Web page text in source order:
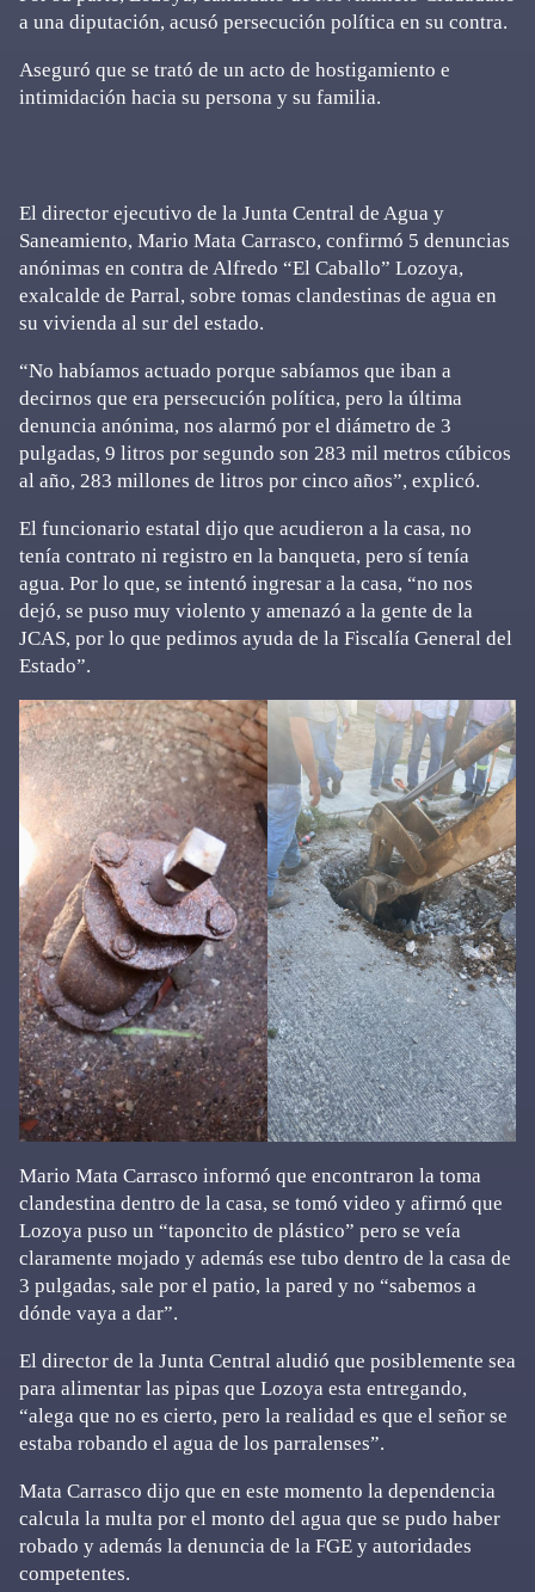
a una diputación, acusó persecución política en su contra.
Aseguró que se trató de un acto de hostigamiento e
intimidación hacia su persona y su familia.
El director ejecutivo de la Junta Central de Agua y
Saneamiento, Mario Mata Carrasco, confirmó 5 denuncias
anónimas en contra de Alfredo “El Caballo” Lozoya,
exalcalde de Parral, sobre tomas clandestinas de agua en
su vivienda al sur del estado.
“No habíamos actuado porque sabíamos que iban a
decirnos que era persecución política, pero la última
denuncia anónima, nos alarmó por el diámetro de 3
pulgadas, 9 litros por segundo son 283 mil metros cúbicos
al año, 283 millones de litros por cinco años”, explicó.
El funcionario estatal dijo que acudieron a la casa, no
tenía contrato ni registro en la banqueta, pero sí tenía
agua. Por lo que, se intentó ingresar a la casa, “no nos
dejó, se puso muy violento y amenazó a la gente de la
JCAS, por lo que pedimos ayuda de la Fiscalía General del
Estado”.
Mario Mata Carrasco informó que encontraron la toma
clandestina dentro de la casa, se tomó video y afirmó que
Lozoya puso un “taponcito de plástico” pero se veía
claramente mojado y además ese tubo dentro de la casa de
3 pulgadas, sale por el patio, la pared y no “sabemos a
dónde vaya a dar”.
El director de la Junta Central aludió que posiblemente sea
para alimentar las pipas que Lozoya esta entregando,
“alega que no es cierto, pero la realidad es que el señor se
estaba robando el agua de los parralenses”.
Mata Carrasco dijo que en este momento la dependencia
calcula la multa por el monto del agua que se pudo haber
robado y además la denuncia de la FGE y autoridades
competentes.